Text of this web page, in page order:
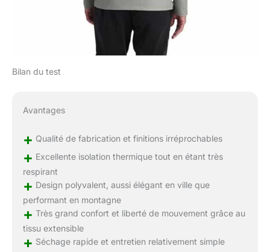
Bilan du test
Avantages
+ Qualité de fabrication et finitions irréprochables
+ Excellente isolation thermique tout en étant très
respirant
+ Design polyvalent, aussi élégant en ville que
performant en montagne
+ Très grand confort et liberté de mouvement grâce au
tissu extensible
+ Séchage rapide et entretien relativement simple